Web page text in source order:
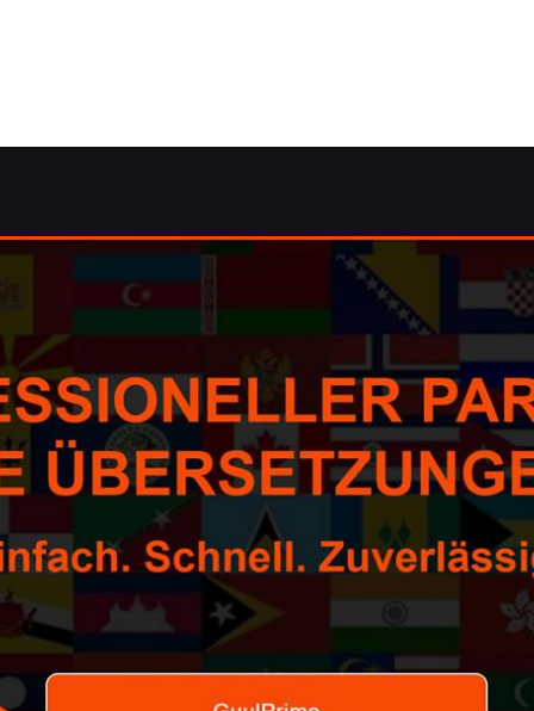
✓Dolmetscher, Übersetzungsagentur, Korrektorat/
Dolmetscher, Übersetzungsbüro
oder ✓Übersetzungsbüro in Kördorf. ➡️ Guul